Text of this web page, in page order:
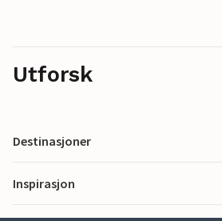
Utforsk
Destinasjoner
Inspirasjon